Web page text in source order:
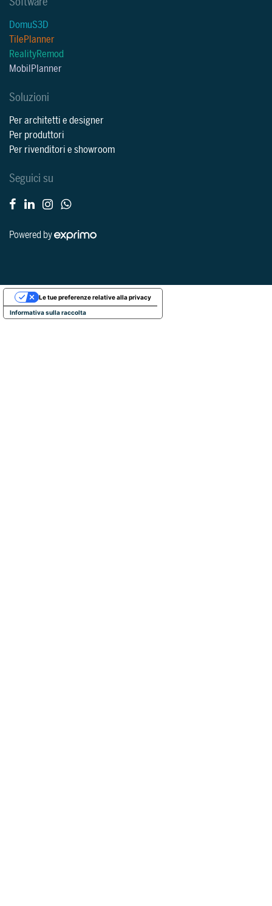
DomuS3D
TilePlanner
RealityRemod
MobilPlanner
Soluzioni
Per architetti e designer
Per produttori
Per rivenditori e showroom
Seguici su
Powered by
Informativa sulla raccolta
Le tue preferenze relative alla privacy